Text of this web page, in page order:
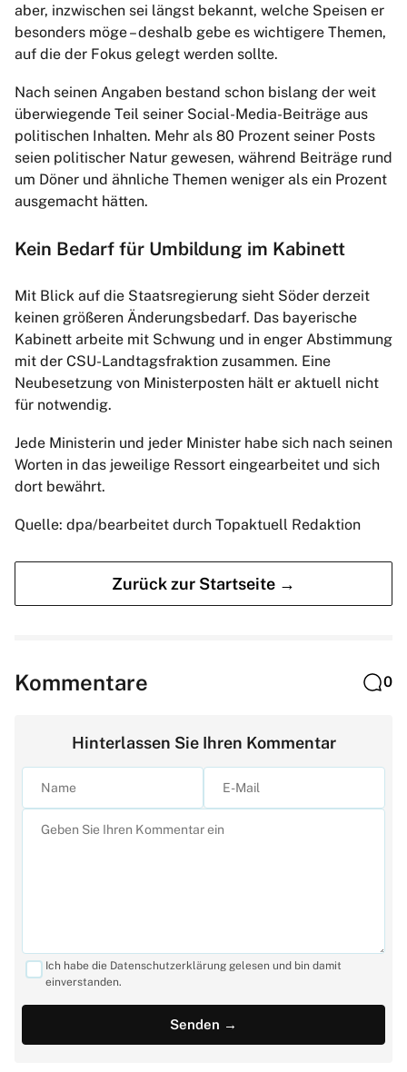
aber, inzwischen sei längst bekannt, welche Speisen er
besonders möge – deshalb gebe es wichtigere Themen,
auf die der Fokus gelegt werden sollte.
Nach seinen Angaben bestand schon bislang der weit
überwiegende Teil seiner Social-Media-Beiträge aus
politischen Inhalten. Mehr als 80 Prozent seiner Posts
seien politischer Natur gewesen, während Beiträge rund
um Döner und ähnliche Themen weniger als ein Prozent
ausgemacht hätten.
Kein Bedarf für Umbildung im Kabinett
Mit Blick auf die Staatsregierung sieht Söder derzeit
keinen größeren Änderungsbedarf. Das bayerische
Kabinett arbeite mit Schwung und in enger Abstimmung
mit der CSU-Landtagsfraktion zusammen. Eine
Neubesetzung von Ministerposten hält er aktuell nicht
für notwendig.
Jede Ministerin und jeder Minister habe sich nach seinen
Worten in das jeweilige Ressort eingearbeitet und sich
dort bewährt.
Quelle: dpa/bearbeitet durch Topaktuell Redaktion
Zurück zur Startseite →
Kommentare 0
Hinterlassen Sie Ihren Kommentar
Ich habe die Datenschutzerklärung gelesen und bin damit
einverstanden.